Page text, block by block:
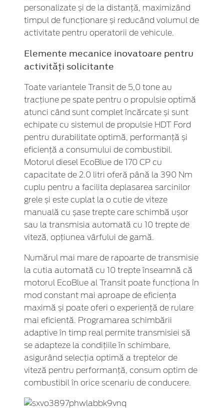
personalizate și de la distanță, maximizând
timpul de funcționare și reducând volumul de
activitate pentru operatorii de vehicule.
Elemente mecanice inovatoare pentru
activități solicitante
Toate variantele Transit de 5,0 tone au
tracțiune pe spate pentru o propulsie optimă
atunci când sunt complet încărcate și sunt
echipate cu sistemul de propulsie HDT Ford
pentru durabilitate optimă, performanță și
eficiență a consumului de combustibil.
Motorul diesel EcoBlue de 170 CP cu
capacitate de 2.0 litri oferă până la 390 Nm
cuplu pentru a facilita deplasarea sarcinilor
grele și este cuplat la o cutie de viteze
manuală cu șase trepte care schimbă ușor
sau la transmisia automată cu 10 trepte de
viteză, opțiunea vârfului de gamă.
Numărul mai mare de rapoarte de transmisie
la cutia automată cu 10 trepte înseamnă că
motorul EcoBlue al Transit poate funcționa în
mod constant mai aproape de eficiența
maximă și poate oferi o experiență de rulare
mai eficientă. Programarea schimbării
adaptive în timp real permite transmisiei să
se adapteze la condițiile în schimbare,
asigurând selecția optimă a treptelor de
viteză pentru performanță, consum optim de
combustibil în orice scenariu de conducere.